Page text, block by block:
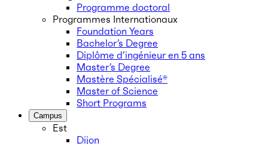
Programme doctoral
Programmes Internationaux
Foundation Years
Bachelor’s Degree
Diplôme d’ingénieur en 5 ans
Master’s Degree
Mastère Spécialisé®
Master of Science
Short Programs
Campus
Est
Dijon